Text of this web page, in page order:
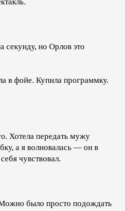
секунду, но Орлов это
в фойе. Купила программку.
Хотела передать мужу
а я волновалась — он в
чувствовал.
было просто подождать